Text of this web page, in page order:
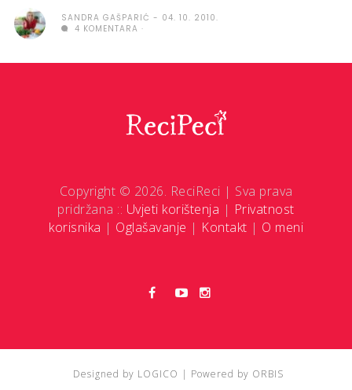
SANDRA GAŠPARIĆ
04. 10. 2010.
4 KOMENTARA
Copyright © 2026. ReciReci | Sva prava
pridržana :: Uvjeti korištenja | Privatnost
korisnika | Oglašavanje | Kontakt | O meni
Designed by LOGICO | Powered by ORBIS